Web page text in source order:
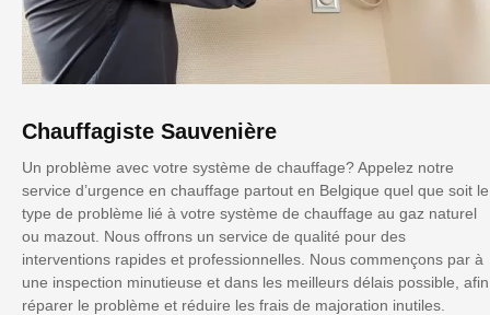
Chauffagiste Sauvenière
Un problème avec votre système de chauffage? Appelez notre
service d’urgence en chauffage partout en Belgique quel que soit le
type de problème lié à votre système de chauffage au gaz naturel
ou mazout. Nous offrons un service de qualité pour des
interventions rapides et professionnelles. Nous commençons par à
une inspection minutieuse et dans les meilleurs délais possible, afin
réparer le problème et réduire les frais de majoration inutiles.